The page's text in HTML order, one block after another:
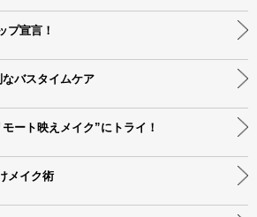
プ宣言！
バスタイムケア
ート映えメイク”にトライ！
メイク術